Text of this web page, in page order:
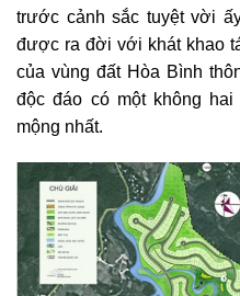
trước cảnh sắc tuyệt vời
được ra đời với khát khao
của vùng đất Hòa Bình
độc đáo có một không
mộng nhất.